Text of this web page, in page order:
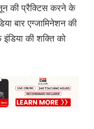
की प्रैक्टिस करने के
बार एग्जामिनेशन की
की शक्ति को